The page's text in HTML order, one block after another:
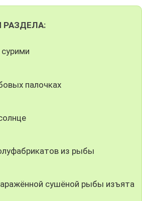
РАЗДЕЛА:
палочках
из рыбы
сушёной рыбы изъята